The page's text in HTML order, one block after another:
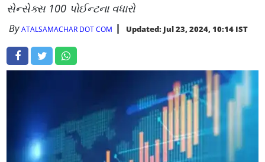
સેન્સેક્સ 100 પોઈન્ટના વધારો
ByATALSAMACHAR DOT COM Updated: Jul 23, 2024, 10:14 IST